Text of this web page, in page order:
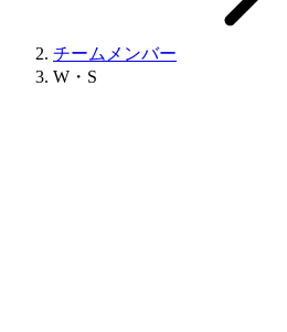
チームメンバー
W・S